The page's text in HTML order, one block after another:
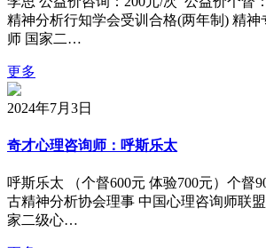
精神分析行知学会受训合格(两年制) 精神
师 国家二…
更多
2024年7月3日
奇才心理咨询师：呼斯乐太
呼斯乐太 （个督600元 体验700元）个督
古精神分析协会理事 中国心理咨询师联
家二级心…